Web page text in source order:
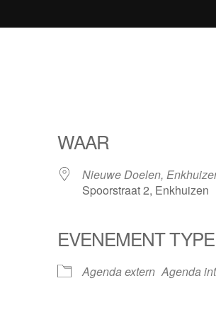
WAAR
Nieuwe Doelen,
Spoorstraat 2, Enkhuizen
EVENEMENT TYPE
Agenda extern Agenda